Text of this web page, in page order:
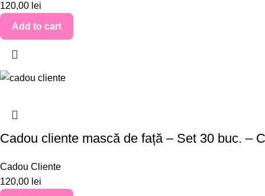
120,00 lei
Add to cart
Cadou cliente mască de față – Set 30 buc. –
Cadou Cliente
120,00 lei